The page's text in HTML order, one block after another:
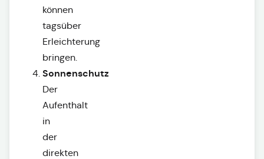
können
tagsüber
Erleichterung
bringen.
Sonnenschutz
Der
Aufenthalt
in
der
direkten